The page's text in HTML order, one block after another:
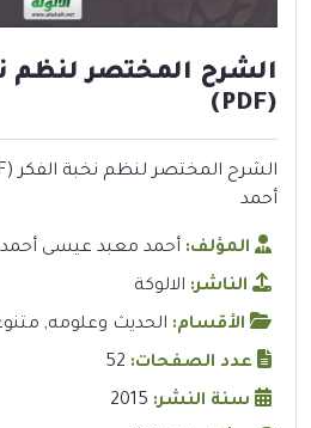
الشرح المختصر لنظم
(PDF)
أحمد
المؤلف: أحمد معبد عيسى أحمد
الناشر: الالوكة
الأقسام: الحديث وعلومه,
عدد الصفحات: 52
سنة النشر: 2015